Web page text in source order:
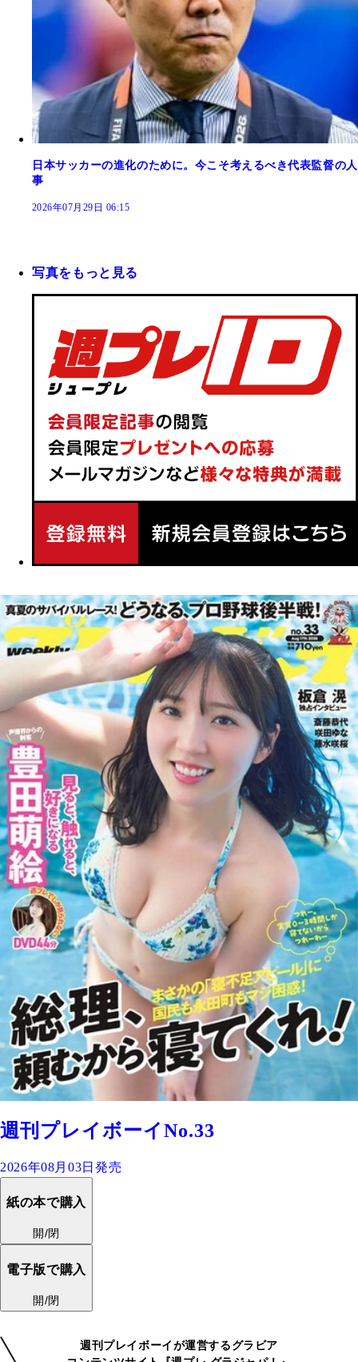
日本サッカーの進化のために。今こそ考えるべき代表監督の人
事
2026年07月29日 06:15
写真をもっと見る
週刊プレイボーイNo.33
2026年08月03日発売
紙の本で購入
開/閉
電子版で購入
開/閉
週刊プレイボーイが運営するグラビア